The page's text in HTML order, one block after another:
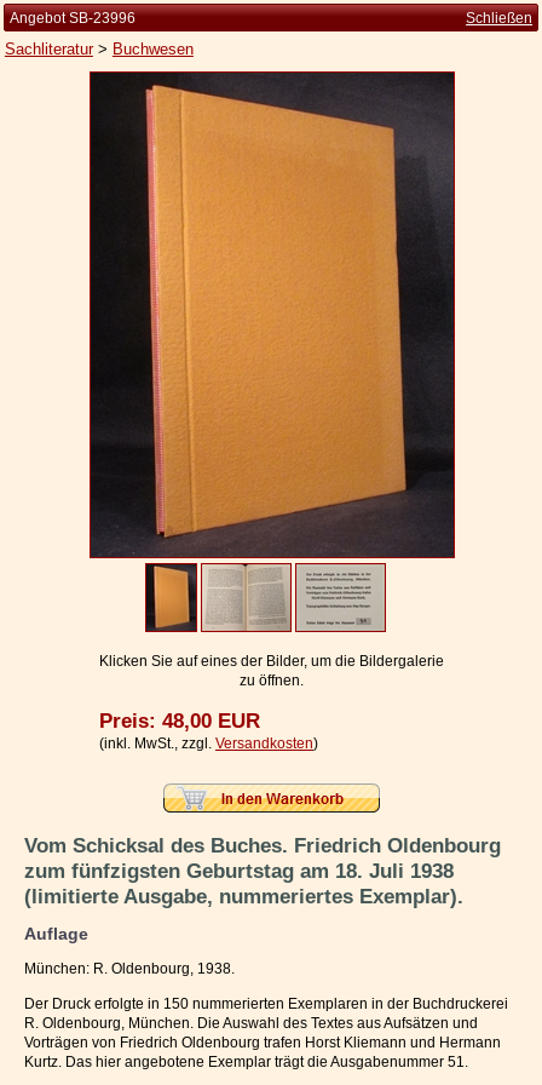
Kleine Kulturgeschichte
Die Brockhaus Auflagen
Die Meyer Auflagen
Widerrufsbelehrung
Geschäftsbedingungen
Datenschutzerklärung
Impressum / Kontakt
Ihr Warenkorb
Angebot SB-23996 Schließen
Sachliteratur> Buchwesen
Klicken Sie auf eines der Bilder, um die Bildergalerie
zu öffnen.
Preis: 48,00 EUR
(inkl. MwSt., zzgl. Versandkosten)
Vom Schicksal des Buches. Friedrich Oldenbourg
zum fünfzigsten Geburtstag am 18. Juli 1938
(limitierte Ausgabe, nummeriertes Exemplar).
Auflage
München: R. Oldenbourg, 1938.
Der Druck erfolgte in 150 nummerierten Exemplaren in der Buchdruckerei
R. Oldenbourg, München. Die Auswahl des Textes aus Aufsätzen und
Vorträgen von Friedrich Oldenbourg trafen Horst Kliemann und Hermann
Kurtz. Das hier angebotene Exemplar trägt die Ausgabenummer 51.